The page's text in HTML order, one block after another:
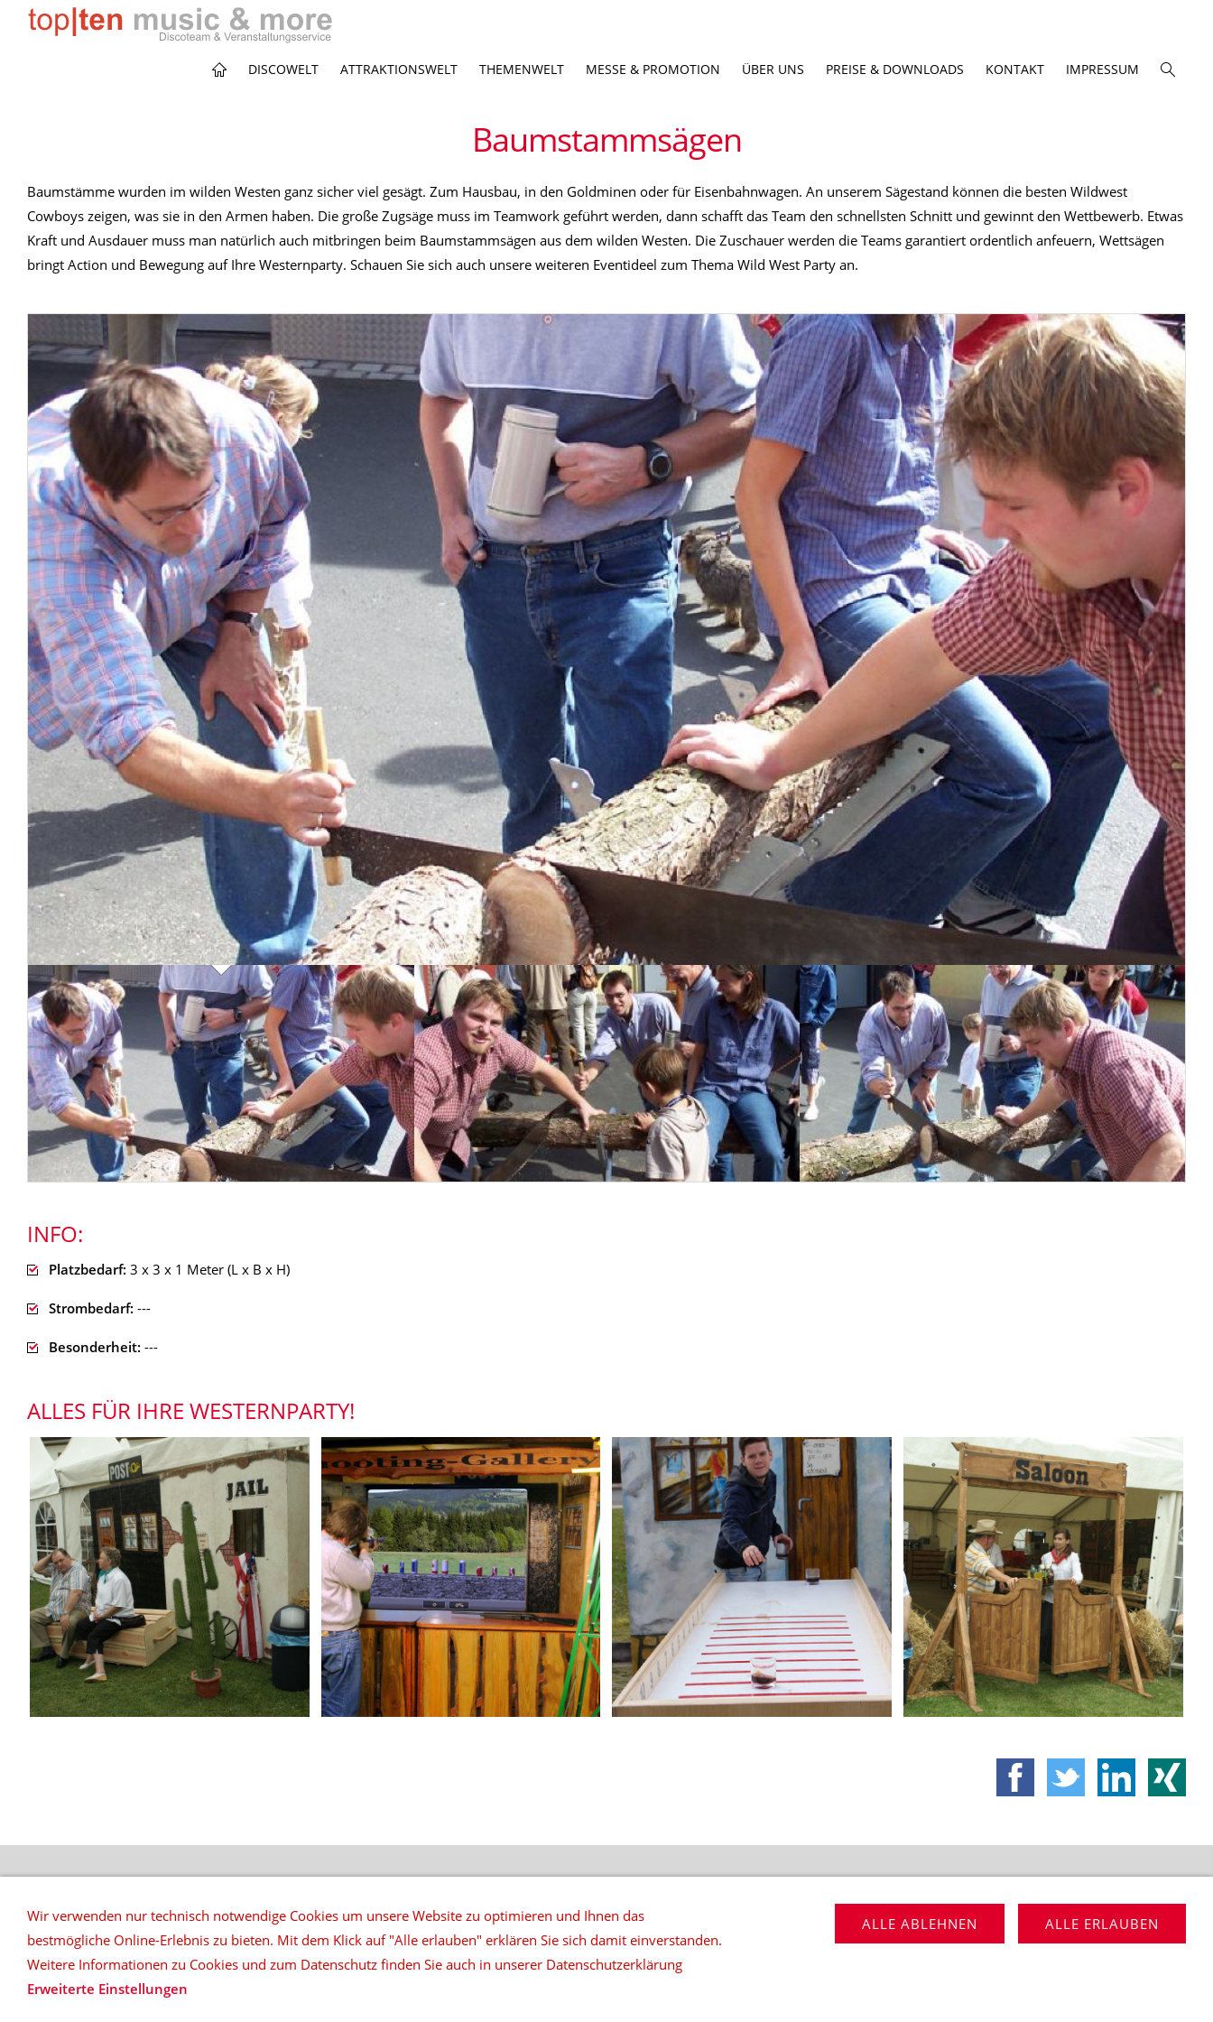
DISCOWELT ATTRAKTIONSWELT THEMENWELT MESSE & PROMOTION ÜBER UNS PREISE & DOWNLOADS KONTAKT IMPRESSUM
Baumstammsägen
Baumstämme wurden im wilden Westen ganz sicher viel gesägt. Zum Hausbau, in den Goldminen oder für Eisenbahnwagen. An unserem Sägestand können die besten Wildwest
Cowboys zeigen, was sie in den Armen haben. Die große Zugsäge muss im Teamwork geführt werden, dann schafft das Team den schnellsten Schnitt und gewinnt den Wettbewerb. Etwas
Kraft und Ausdauer muss man natürlich auch mitbringen beim Baumstammsägen aus dem wilden Westen. Die Zuschauer werden die Teams garantiert ordentlich anfeuern, Wettsägen
bringt Action und Bewegung auf Ihre Westernparty. Schauen Sie sich auch unsere weiteren Eventideel zum Thema Wild West Party an.
INFO:
Platzbedarf: 3 x 3 x 1 Meter (L x B x H)
Strombedarf: ---
Besonderheit: ---
ALLES FÜR IHRE WESTERNPARTY!
REFERENZEN NETZWERK DATENSCHUTZ SITEMAP DEUTSCHLANDWEITE VERMIETUNG
top|ten music & moreDaniel Klöpper | Rosenstraße 6 | D-32832 Augustdorf | Tel: 05237-890934 | Fax: 05237-890935 | info@lippe-event.de
© 2026 top|ten music & more
Wir verwenden nur technisch notwendige Cookies um unsere Website zu optimieren und Ihnen das
bestmögliche Online-Erlebnis zu bieten. Mit dem Klick auf "Alle erlauben" erklären Sie sich damit einverstanden.
Weitere Informationen zu Cookies und zum Datenschutz finden Sie auch in unserer Datenschutzerklärung
Erweiterte Einstellungen
ALLE ERLAUBEN
ALLE ABLEHNEN